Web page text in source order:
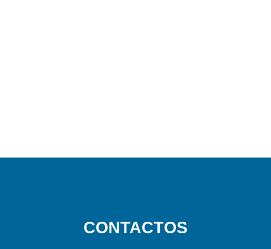
CONTACTOS